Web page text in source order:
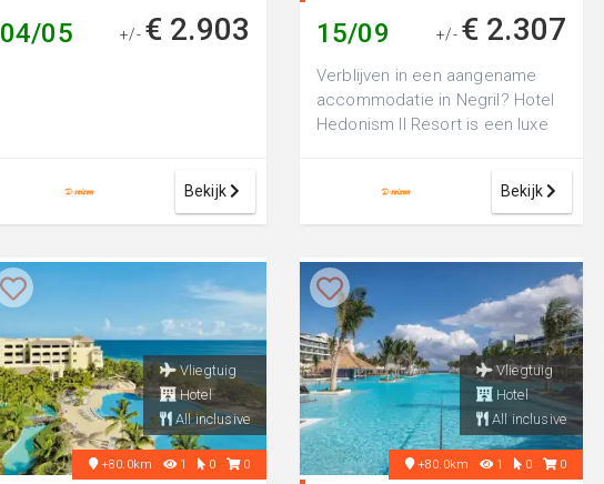
04/05 +/- € 2.903
Bekijk
15/09 +/- € 2.307
Verblijven in een aangename
accommodatie in Negril? Hotel
Hedonism II Resort is een luxe
Bekijk
Vliegtuig
Hotel
All inclusive
+80.0km 1 0 0
Vliegtuig
Hotel
All inclusive
+80.0km 1 0 0